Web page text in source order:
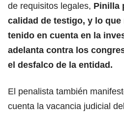
de requisitos legales, Pinilla
calidad de testigo, y lo que
tenido en cuenta en la
adelanta contra los
el desfalco de la entidad.
El penalista también
cuenta la vacancia judicial